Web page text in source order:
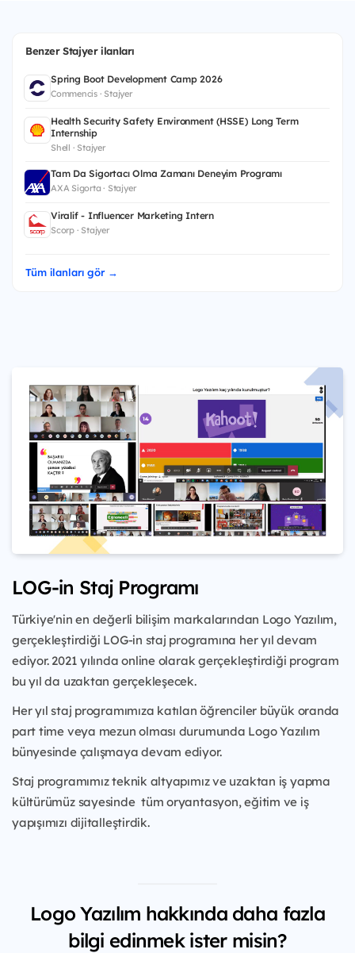
Benzer Stajyer ilanları
Spring Boot Development Camp 2026
Commencis · Stajyer
Health Security Safety Environment (HSSE) Long Term
Internship
Shell · Stajyer
Tam Da Sigortacı Olma Zamanı Deneyim Programı
AXA Sigorta · Stajyer
Viralif - Influencer Marketing Intern
Scorp · Stajyer
Tüm ilanları gör →
LOG-in Staj Programı
Türkiye'nin en değerli bilişim markalarından Logo Yazılım,
gerçekleştirdiği LOG-in staj programına her yıl devam
ediyor. 2021 yılında online olarak gerçekleştirdiği program
bu yıl da uzaktan gerçekleşecek.
Her yıl staj programımıza katılan öğrenciler büyük oranda
part time veya mezun olması durumunda Logo Yazılım
bünyesinde çalışmaya devam ediyor.
Staj programımız teknik altyapımız ve uzaktan iş yapma
kültürümüz sayesinde tüm oryantasyon, eğitim ve iş
yapışımızı dijitalleştirdik.
Logo Yazılım hakkında daha fazla
bilgi edinmek ister misin?